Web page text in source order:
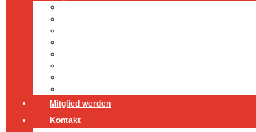
Mitglied werden
Kontakt